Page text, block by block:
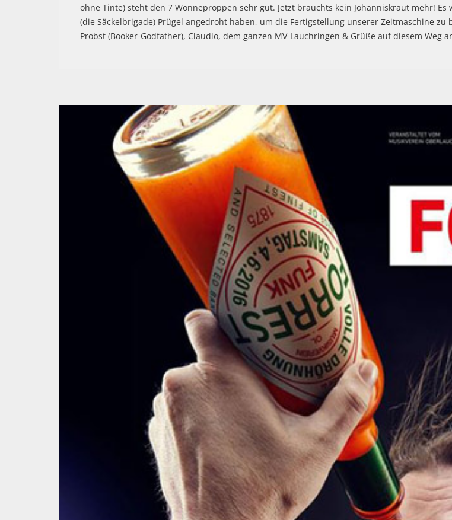
ohne Tinte) steht den 7 Wonneproppen sehr gut. Jetzt brauchts kein Johanniskraut mehr!
(die Säckelbrigade) Prügel angedroht haben, um die Fertigstellung unserer Zeitmaschine
Probst (Booker-Godfather), Claudio, dem ganzen MV-Lauchringen & Grüße auf diesem Weg